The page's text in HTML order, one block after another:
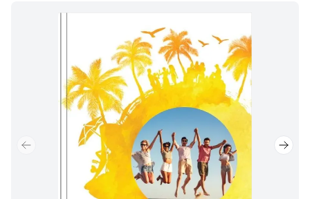
Poprzedni slajd